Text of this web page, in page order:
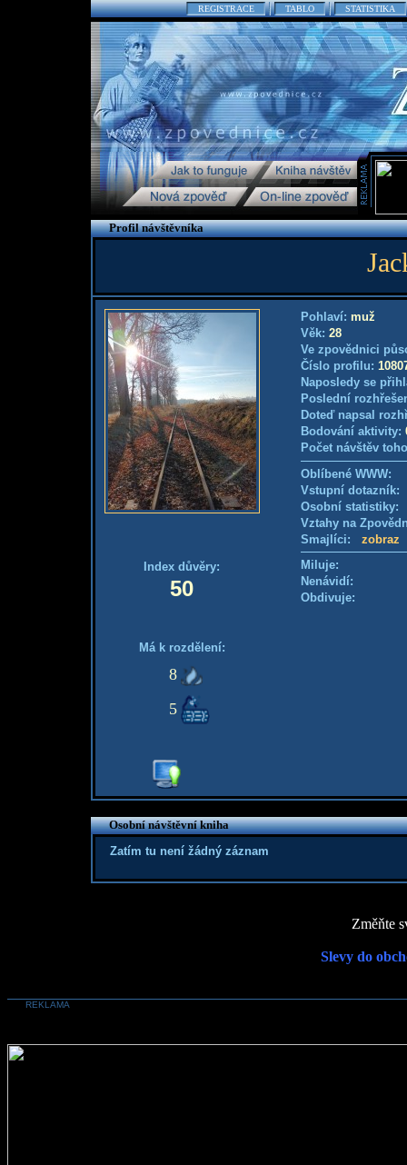
REGISTRACE TABLO STATISTIKA
Profil návštěvníka
Index důvěry:
50
Má k rozdělení:
8
5
Pohlaví: muž
Věk: 28
Ve zpovědnici
Číslo profilu:
Naposledy se
Poslední
Doteď napsal
Bodování aktivity:
Počet návštěv
Oblíbené WWW:
Vstupní
Osobní
Vztahy na
Smajlíci: zobraz
Miluje:
Nenávidí:
Obdivuje:
Osobní návštěvní kniha
Zatím tu není žádný záznam
Změňte
Slevy do
REKLAMA